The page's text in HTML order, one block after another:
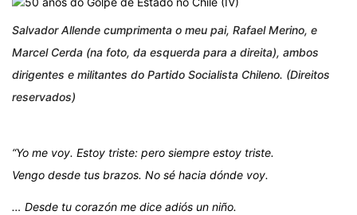
Salvador Allende cumprimenta o meu pai, Rafael Merino, e
Marcel Cerda (na foto, da esquerda para a direita), ambos
dirigentes e militantes do Partido Socialista Chileno. (Direitos
reservados)
“Yo me voy. Estoy triste: pero siempre estoy triste.
Vengo desde tus brazos. No sé hacia dónde voy.
… Desde tu corazón me dice adiós un niño.